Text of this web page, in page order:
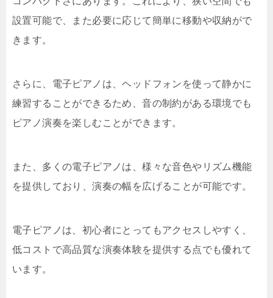
設置可能で、また必要に応じて簡単に移動や収納がで
きます。
さらに、電子ピアノは、ヘッドフォンを使って静かに
練習することができるため、音の制約がある環境でも
ピアノ演奏を楽しむことができます。
また、多くの電子ピアノは、様々な音色やリズム機能
を提供しており、演奏の幅を広げることが可能です。
電子ピアノは、初心者にとってもアクセスしやすく、
低コストで高品質な演奏体験を提供する点でも優れて
います。